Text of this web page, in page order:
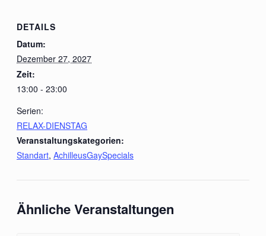
DETAILS
Datum:
Dezember 27, 2027
Zeit:
13:00 - 23:00
Serien:
RELAX-DIENSTAG
Veranstaltungskategorien:
Standart, AchilleusGaySpecials
Ähnliche Veranstaltungen